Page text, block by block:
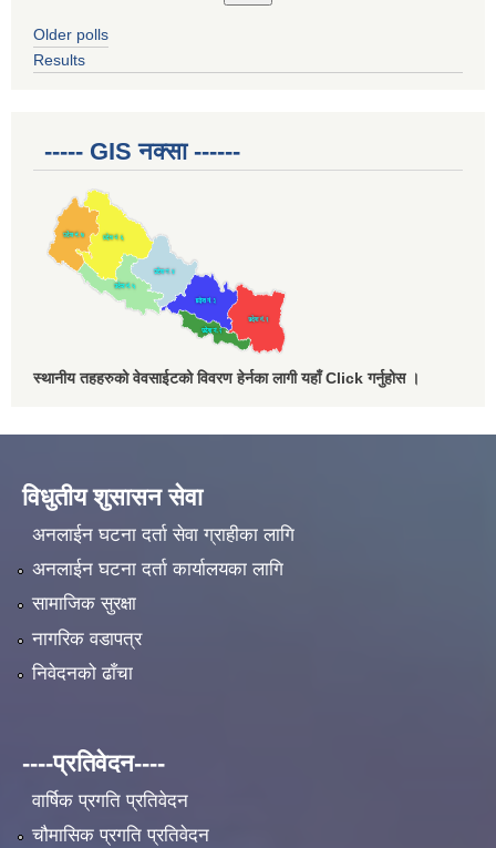
Older polls
Results
----- GIS नक्सा ------
स्थानीय तहहरुको वेवसाईटको विवरण हेर्नका लागी यहाँ Click गर्नुहोस ।
विधुतीय शुसासन सेवा
अनलाईन घटना दर्ता सेवा ग्राहीका लागि
अनलाईन घटना दर्ता कार्यालयका लागि
सामाजिक सुरक्षा
नागरिक वडापत्र
निवेदनको ढाँचा
----प्रतिवेदन----
वार्षिक प्रगति प्रतिवेदन
चौमासिक प्रगति प्रतिवेदन